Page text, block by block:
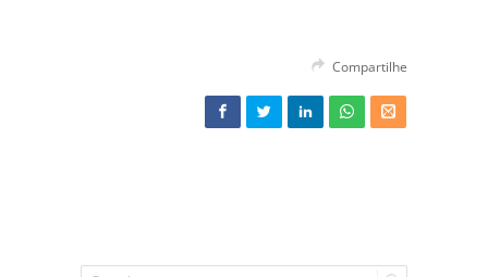
Compartilhe